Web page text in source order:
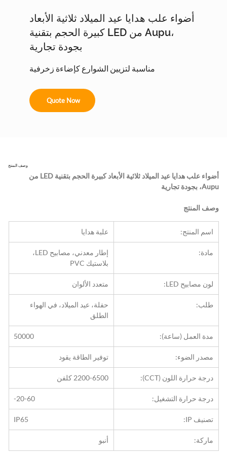
أضواء علب هدايا عيد الميلاد ثلاثية الأبعاد
كبيرة الحجم بتقنية LED من Aupu،
بجودة تجارية
مناسبة لتزيين الشوارع كإضاءة زخرفية
Quote Now
وصف المنتج
أضواء علب هدايا عيد الميلاد ثلاثية الأبعاد كبيرة الحجم بتقنية LED من
Aupu، بجودة تجارية
وصف المنتج
اسم المنتج: علبة هدايا
مادة:
إطار معدني، مصابيح LED،
بلاستيك PVC
لون مصابيح LED: متعدد الألوان
طلب:
حفلة، عيد الميلاد، في الهواء
الطلق
مدة العمل (ساعة): 50000
مصدر الضوء: توفير الطاقة يقود
درجة حرارة اللون (CCT): 2200-6500 كلفن
درجة حرارة التشغيل: -20-60
تصنيف IP: IP65
ماركة: أنبو